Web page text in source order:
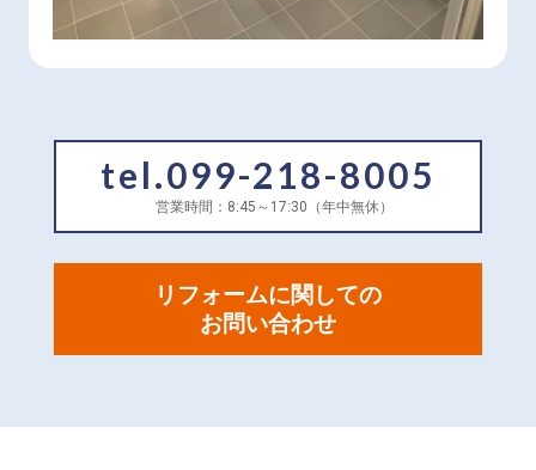
上も目指しました！
tel.099-218-8005
営業時間：8:45～17:30（年中無休）
リフォームに関しての
お問い合わせ